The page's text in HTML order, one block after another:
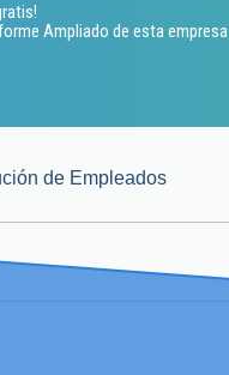
Ampliado de esta empresa
de Empleados